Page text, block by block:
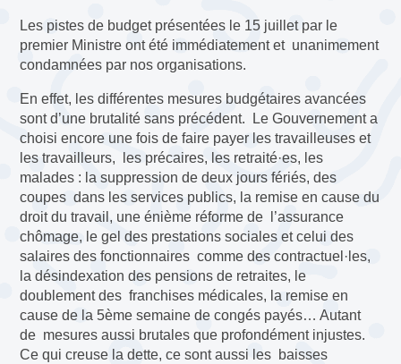
Les pistes de budget présentées le 15 juillet par le
premier Ministre ont été immédiatement et unanimement
condamnées par nos organisations.
En effet, les différentes mesures budgétaires avancées
sont d’une brutalité sans précédent. Le Gouvernement a
choisi encore une fois de faire payer les travailleuses et
les travailleurs, les précaires, les retraité·es, les
malades : la suppression de deux jours fériés, des
coupes dans les services publics, la remise en cause du
droit du travail, une énième réforme de l’assurance
chômage, le gel des prestations sociales et celui des
salaires des fonctionnaires comme des contractuel·les,
la désindexation des pensions de retraites, le
doublement des franchises médicales, la remise en
cause de la 5ème semaine de congés payés… Autant
de mesures aussi brutales que profondément injustes.
Ce qui creuse la dette, ce sont aussi les baisses